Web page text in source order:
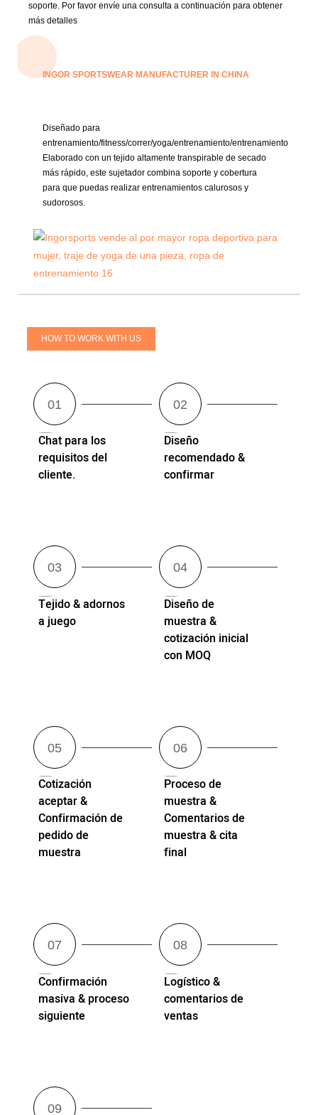
soporte. Por favor envíe una consulta a continuación para obtener
más detalles
INGOR SPORTSWEAR MANUFACTURER IN CHINA
Diseñado para
entrenamiento/fitness/correr/yoga/entrenamiento/entrenamiento
Elaborado con un tejido altamente transpirable de secado
más rápido, este sujetador combina soporte y cobertura
para que puedas realizar entrenamientos calurosos y
sudorosos.
HOW TO WORK WITH US
Chat para los
requisitos del
cliente.
Diseño
recomendado &
confirmar
Tejido & adornos
a juego
Diseño de
muestra &
cotización inicial
con MOQ
Cotización
aceptar &
Confirmación de
pedido de
muestra
Proceso de
muestra &
Comentarios de
muestra & cita
final
Confirmación
masiva & proceso
siguiente
Logístico &
comentarios de
ventas